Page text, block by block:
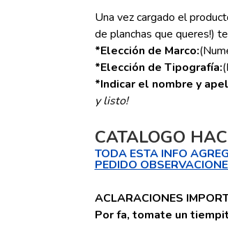
Una vez cargado el
de planchas que queres!)
*Elección de Marco:
*Elección de Tipografía:
*Indicar el nombre y
y listo!
CATALOGO
TODA ESTA INFO
PEDIDO
ACLARACIONES
Por fa, tomate un